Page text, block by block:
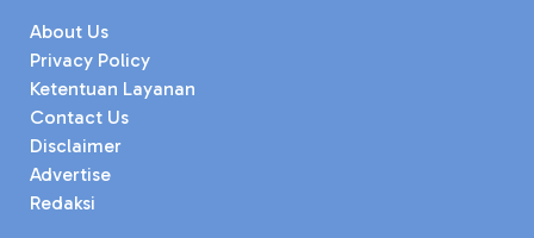
About Us
Privacy Policy
Ketentuan Layanan
Contact Us
Disclaimer
Advertise
Redaksi